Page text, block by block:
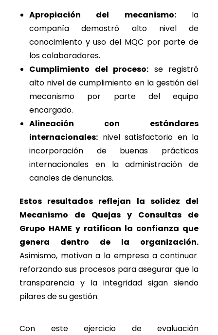
Apropiación del mecanismo:la
compañía demostró alto nivel de
conocimiento y uso del MQC por parte de
los colaboradores.
Cumplimiento del proceso: se registró
alto nivel de cumplimiento en la gestión del
mecanismo por parte del equipo
encargado.
Alineación con estándares
internacionales: nivel satisfactorio en la
incorporación de buenas prácticas
internacionales en la administración de
canales de denuncias.
Estos resultados reflejan la solidez del
Mecanismo de Quejas y Consultas de
Grupo HAME y ratifican la confianza que
genera dentro de la organización.
Asimismo, motivan a la empresa a continuar
reforzando sus procesos para asegurar que la
transparencia y la integridad sigan siendo
pilares de su gestión.
Con este ejercicio de evaluación